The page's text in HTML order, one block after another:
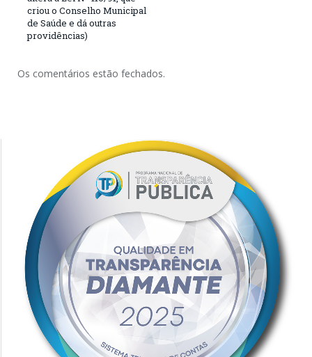
criou o Conselho Municipal
de Saúde e dá outras
providências)
Os comentários estão fechados.